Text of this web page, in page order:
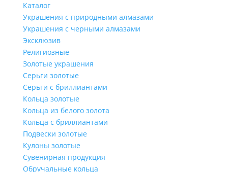
Каталог
Украшения с природными алмазами
Украшения с черными алмазами
Эксклюзив
Религиозные
Золотые украшения
Серьги золотые
Серьги с бриллиантами
Кольца золотые
Кольца из белого золота
Кольца с бриллиантами
Подвески золотые
Кулоны золотые
Сувенирная продукция
Обручальные кольца